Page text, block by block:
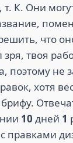
К. Они
что
зря, твоя
поэтому не
хотя
брифу.
10 дней 1
правками